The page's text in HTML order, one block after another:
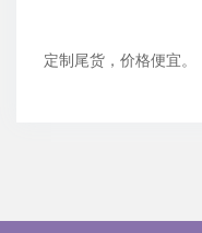
定制尾货，价格便宜。